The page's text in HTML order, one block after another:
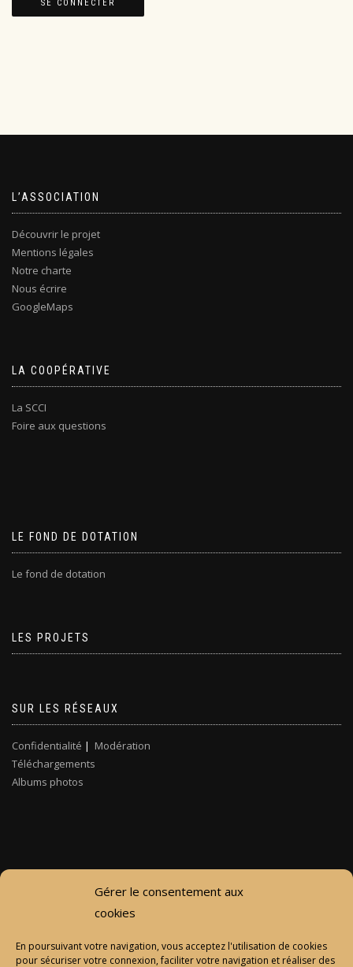
Gérer le consentement aux
cookies
En poursuivant votre navigation, vous acceptez l'utilisation de cookies
pour sécuriser votre connexion, faciliter votre navigation et réaliser des
L’ASSOCIATION
Découvrir le projet
Mentions légales
Notre charte
Nous écrire
GoogleMaps
LA COOPÉRATIVE
La SCCI
Foire aux questions
LE FOND DE DOTATION
Le fond de dotation
LES PROJETS
SUR LES RÉSEAUX
Confidentialité | Modération
Téléchargements
Albums photos